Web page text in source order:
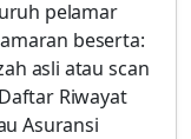
pelamar
beserta:
asli atau scan
Riwayat
Asuransi